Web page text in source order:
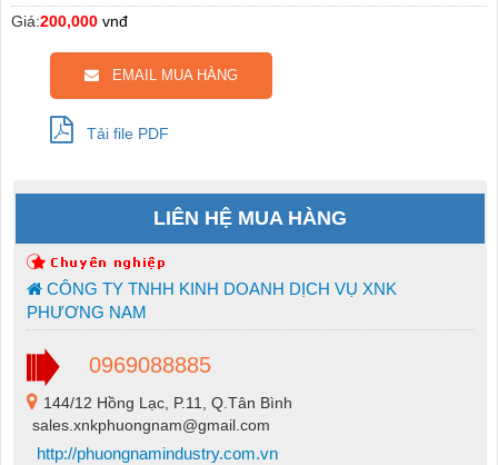
Giá:200,000 vnđ
EMAIL MUA HÀNG
Tải file PDF
LIÊN HỆ MUA HÀNG
CÔNG TY TNHH KINH DOANH DỊCH VỤ XNK
PHƯƠNG NAM
0969088885
144/12 Hồng Lạc, P.11, Q.Tân Bình
sales.xnkphuongnam@gmail.com
http://phuongnamindustry.com.vn